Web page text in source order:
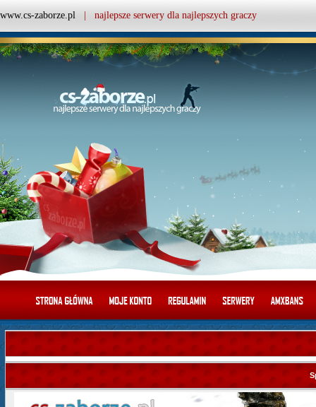
www.cs-zaborze.pl | najlepsze serwery dla najlepszych graczy